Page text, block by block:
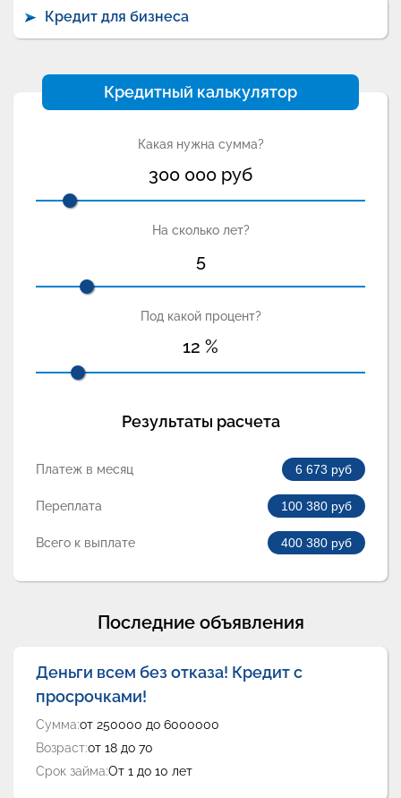
Кредит для бизнеса
Кредитный калькулятор
Какая нужна сумма?
300 000 руб
На сколько лет?
5
Под какой процент?
12 %
Результаты расчета
Платеж в месяц 6 673 руб
Переплата 100 380 руб
Всего к выплате 400 380 руб
Последние объявления
Деньги всем без отказа! Кредит с
просрочками!
Сумма:от 250000 до 6000000
Возраст:от 18 до 70
Срок займа:От 1 до 10 лет